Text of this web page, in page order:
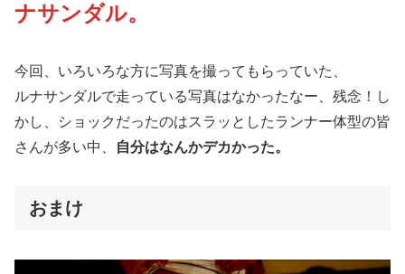
ナサンダル。
今回、いろいろな方に写真を撮ってもらっていた、
ルナサンダルで走っている写真はなかったなー、残念！し
かし、ショックだったのはスラッとしたランナー体型の皆
さんが多い中、
自分はなんかデカかった。
おまけ